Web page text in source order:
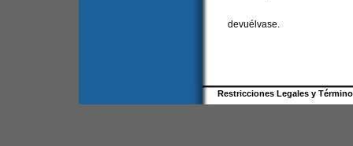
devuélvase.
Restricciones Legales y